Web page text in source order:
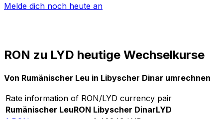
Melde dich noch heute an
RON zu LYD heutige Wechselkurse
Von Rumänischer Leu in Libyscher Dinar umrechnen
Rate information of RON/LYD currency pair
Rumänischer LeuRON Libyscher DinarLYD